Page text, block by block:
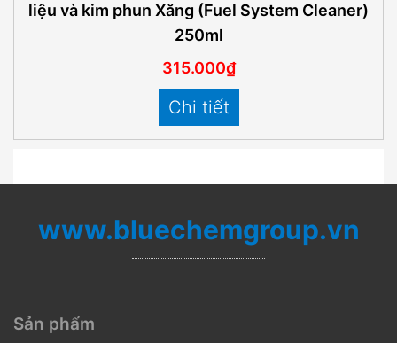
liệu và kim phun Xăng (Fuel System Cleaner)
250ml
315.000₫
Chi tiết
www.bluechemgroup.vn
Sản phẩm